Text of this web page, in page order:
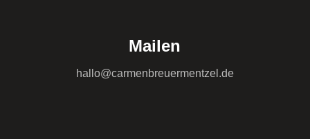
Mailen
hallo@carmenbreuermentzel.de